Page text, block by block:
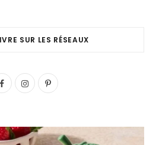
SUR LES RÉSEAUX
F
I
P